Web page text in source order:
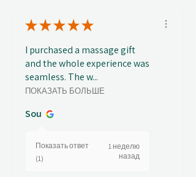
★★★★★
I purchased a massage gift
and the whole experience was
seamless. The w...
ПОКАЗАТЬ БОЛЬШЕ
Sou
Показать ответ
(1)
1 неделю
назад